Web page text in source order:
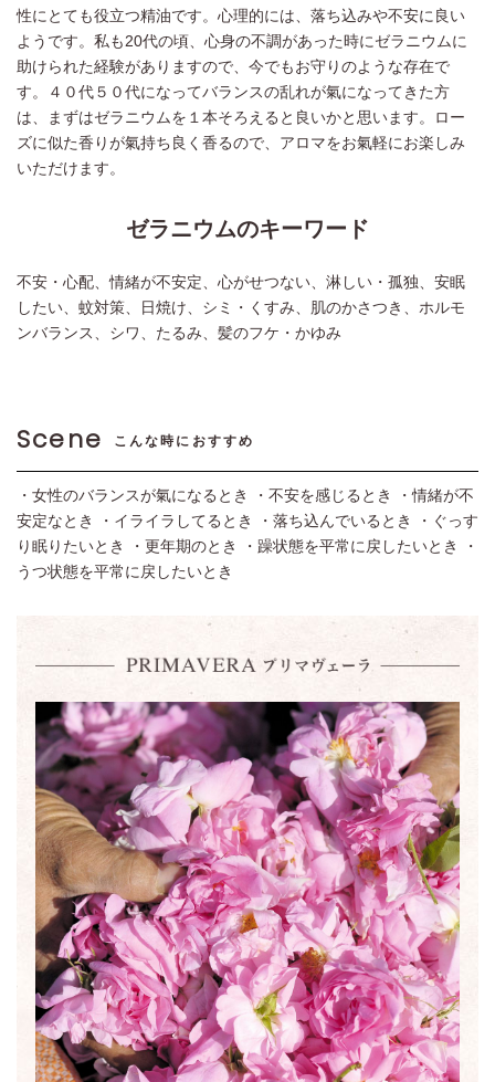
性にとても役立つ精油です。心理的には、落ち込みや不安に良い
ようです。私も20代の頃、心身の不調があった時にゼラニウムに
助けられた経験がありますので、今でもお守りのような存在で
す。４０代５０代になってバランスの乱れが氣になってきた方
は、まずはゼラニウムを１本そろえると良いかと思います。ロー
ズに似た香りが氣持ち良く香るので、アロマをお氣軽にお楽しみ
いただけます。
ゼラニウムのキーワード
不安・心配、情緒が不安定、心がせつない、淋しい・孤独、安眠
したい、蚊対策、日焼け、シミ・くすみ、肌のかさつき、ホルモ
ンバランス、シワ、たるみ、髪のフケ・かゆみ
Scene こんな時におすすめ
・女性のバランスが氣になるとき ・不安を感じるとき ・情緒が不
安定なとき ・イライラしてるとき ・落ち込んでいるとき ・ぐっす
り眠りたいとき ・更年期のとき ・躁状態を平常に戻したいとき ・
うつ状態を平常に戻したいとき